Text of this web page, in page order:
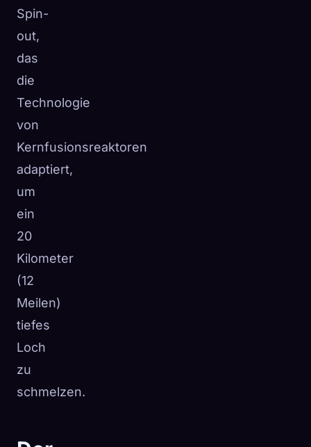
Spin-
out,
das
die
Technologie
von
Kernfusionsreaktoren
adaptiert,
um
ein
20
Kilometer
(12
Meilen)
tiefes
Loch
zu
schmelzen.